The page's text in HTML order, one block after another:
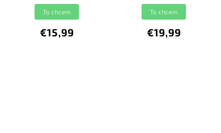
€15,99
To chcem
€19,99
To chcem